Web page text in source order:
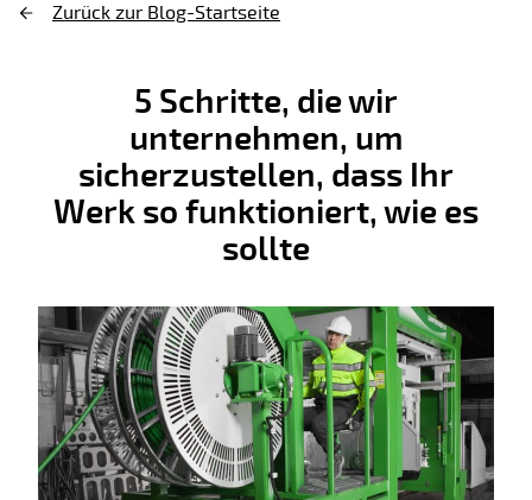
Zurück zur Blog-Startseite
5 Schritte, die wir
unternehmen, um
sicherzustellen, dass Ihr
Werk so funktioniert, wie es
sollte